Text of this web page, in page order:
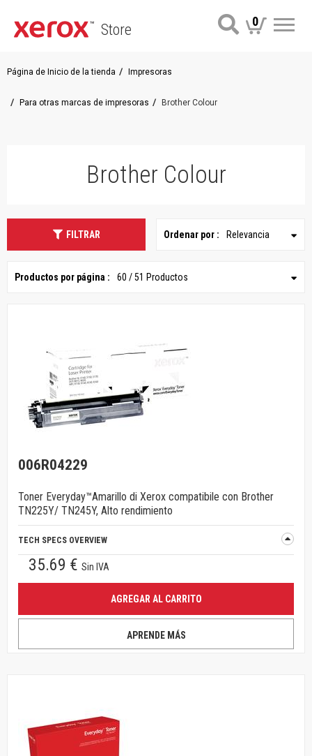
Store 0
Página de Inicio de la tienda Impresoras
Para otras marcas de impresoras Brother Colour
Brother Colour
FILTRAR Ordenar por : Relevancia
Productos por página : 60 / 51 Productos
006R04229
Toner Everyday™Amarillo di Xerox compatibile con Brother
TN225Y/ TN245Y, Alto rendimiento
TECH SPECS OVERVIEW
35.69 € Sin IVA
AGREGAR AL CARRITO
APRENDE MÁS